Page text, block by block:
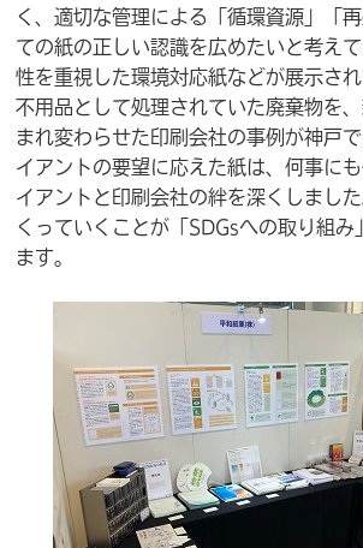
く、適切な管理による「循環資源」「
ての紙の正しい認識を広めたいと考え
性を重視した環境対応紙などが展示され
不用品として処理されていた廃棄物を
まれ変わらせた印刷会社の事例が神戸
イアントの要望に応えた紙は、何事に
イアントと印刷会社の絆を深くしまし
くっていくことが「SDGsへの取り組み
ます。